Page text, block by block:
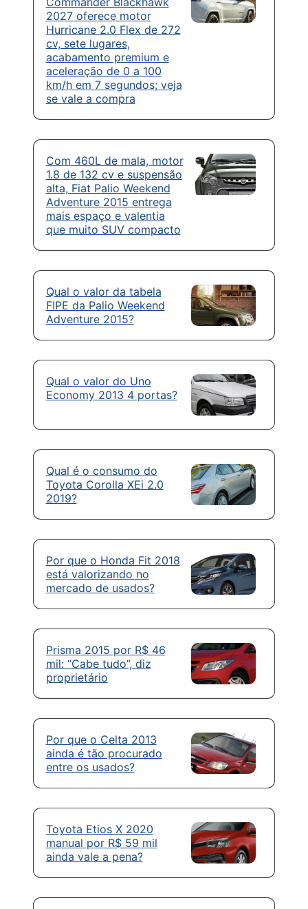
2027 oferece motor
Hurricane 2.0 Flex de 272
cv, sete lugares,
acabamento premium e
aceleração de 0 a 100
km/h em 7 segundos; veja
se vale a compra
Com 460L de mala, motor
1.8 de 132 cv e suspensão
alta, Fiat Palio Weekend
Adventure 2015 entrega
mais espaço e valentia
que muito SUV compacto
Qual o valor da tabela
FIPE da Palio Weekend
Adventure 2015?
Qual o valor do Uno
Economy 2013 4 portas?
Qual é o consumo do
Toyota Corolla XEi 2.0
2019?
Por que o Honda Fit 2018
está valorizando no
mercado de usados?
Prisma 2015 por R$ 46
mil: “Cabe tudo”, diz
proprietário
Por que o Celta 2013
ainda é tão procurado
entre os usados?
Toyota Etios X 2020
manual por R$ 59 mil
ainda vale a pena?